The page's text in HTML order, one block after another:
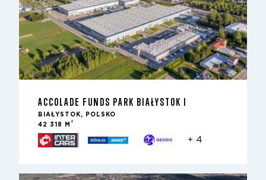
ACCOLADE FUNDS PARK BIAŁYSTOK I
BIAŁYSTOK, POĽSKO
42 318 M
2
+ 4